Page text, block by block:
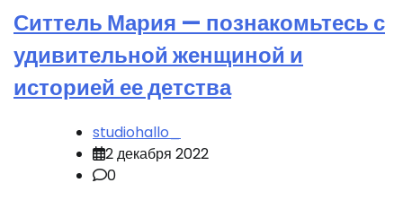
Ситтель Мария — познакомьтесь с
удивительной женщиной и
историей ее детства
studiohallo_
2 декабря 2022
0